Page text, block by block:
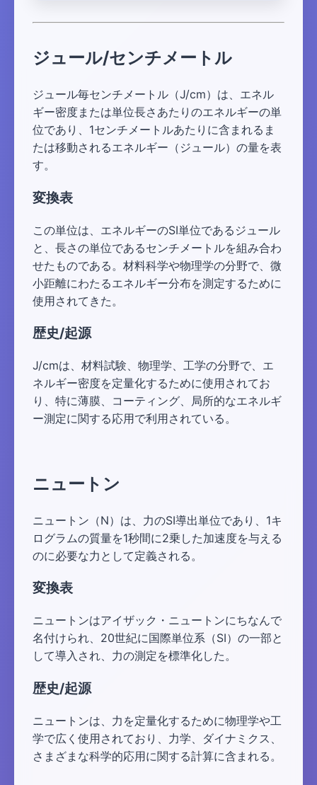
ジュール/センチメートル
ジュール毎センチメートル（J/cm）は、エネル
ギー密度または単位長さあたりのエネルギーの単
位であり、1センチメートルあたりに含まれるま
たは移動されるエネルギー（ジュール）の量を表
す。
変換表
この単位は、エネルギーのSI単位であるジュール
と、長さの単位であるセンチメートルを組み合わ
せたものである。材料科学や物理学の分野で、微
小距離にわたるエネルギー分布を測定するために
使用されてきた。
歴史/起源
J/cmは、材料試験、物理学、工学の分野で、エ
ネルギー密度を定量化するために使用されてお
り、特に薄膜、コーティング、局所的なエネルギ
ー測定に関する応用で利用されている。
ニュートン
ニュートン（N）は、力のSI導出単位であり、1キ
ログラムの質量を1秒間に2乗した加速度を与える
のに必要な力として定義される。
変換表
ニュートンはアイザック・ニュートンにちなんで
名付けられ、20世紀に国際単位系（SI）の一部と
して導入され、力の測定を標準化した。
歴史/起源
ニュートンは、力を定量化するために物理学や工
学で広く使用されており、力学、ダイナミクス、
さまざまな科学的応用に関する計算に含まれる。